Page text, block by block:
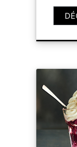
MA
CHEF'S
PORTAIL
SUR-